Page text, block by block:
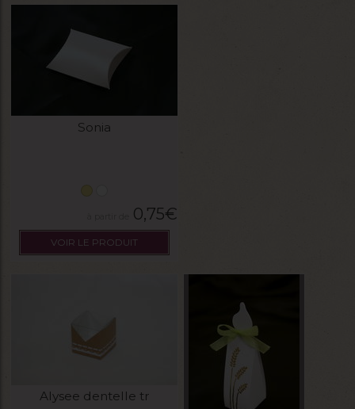
Sonia
0,75€
VOIR LE PRODUIT
Alysee dentelle tr